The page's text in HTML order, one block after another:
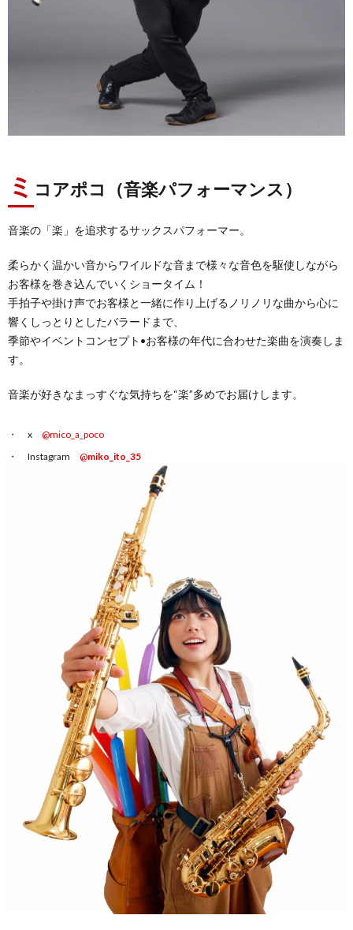
ミ コアポコ（音楽パフォーマンス）
音楽の「楽」を追求するサックスパフォーマー。
柔らかく温かい音からワイルドな音まで様々な音色を駆使しながら
お客様を巻き込んでいくショータイム！
手拍子や掛け声でお客様と一緒に作り上げるノリノリな曲から心に
響くしっとりとしたバラードまで、
季節やイベントコンセプト•お客様の年代に合わせた楽曲を演奏しま
す。
音楽が好きなまっすぐな気持ちを“楽”多めでお届けします。
x @mico_a_poco
Instagram @miko_ito_35